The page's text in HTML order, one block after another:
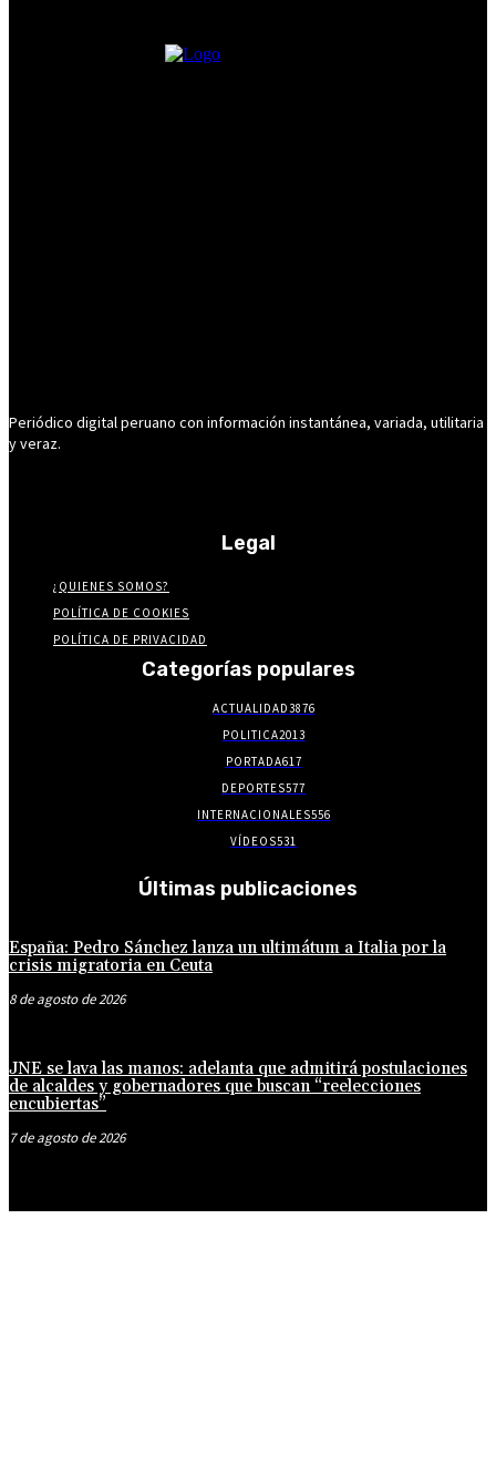
Periódico digital peruano con información instantánea, variada, utilitaria
y veraz.
Legal
¿QUIENES SOMOS?
POLÍTICA DE COOKIES
POLÍTICA DE PRIVACIDAD
Categorías populares
ACTUALIDAD3876
POLITICA2013
PORTADA617
DEPORTES577
INTERNACIONALES556
VÍDEOS531
Últimas publicaciones
España: Pedro Sánchez lanza un ultimátum a Italia por la
crisis migratoria en Ceuta
8 de agosto de 2026
JNE se lava las manos: adelanta que admitirá postulaciones
de alcaldes y gobernadores que buscan “reelecciones
encubiertas”
7 de agosto de 2026